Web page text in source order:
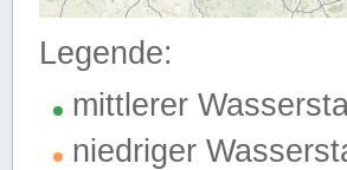
Legende:
mittlerer
niedriger